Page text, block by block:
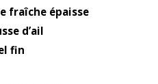
fraîche épaisse
d’ail
fin